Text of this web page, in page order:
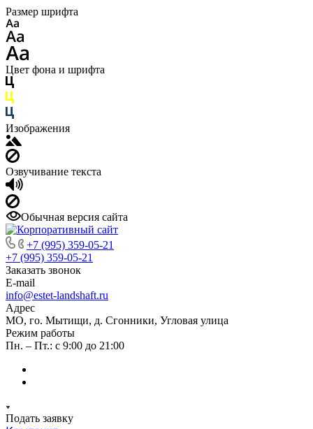
Размер шрифта
Цвет фона и шрифта
Изображения
Озвучивание текста
Обычная версия сайта
+7 (995) 359-05-21
+7 (995) 359-05-21
Заказать звонок
E-mail
info@estet-landshaft.ru
Адрес
МО, го. Мытищи, д. Сгонники, Угловая улица
Режим работы
Пн. – Пт.: с 9:00 до 21:00
Подать заявку